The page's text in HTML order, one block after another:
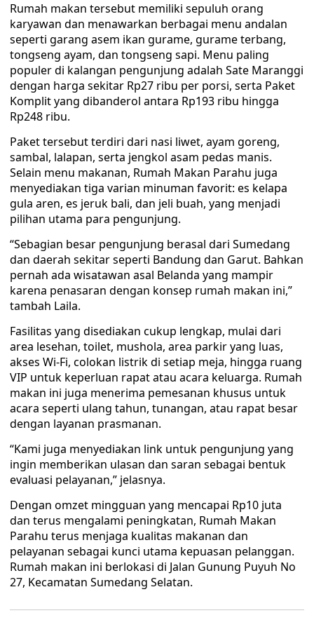
Rumah makan tersebut memiliki sepuluh orang
karyawan dan menawarkan berbagai menu andalan
seperti garang asem ikan gurame, gurame terbang,
tongseng ayam, dan tongseng sapi. Menu paling
populer di kalangan pengunjung adalah Sate Maranggi
dengan harga sekitar Rp27 ribu per porsi, serta Paket
Komplit yang dibanderol antara Rp193 ribu hingga
Rp248 ribu.
Paket tersebut terdiri dari nasi liwet, ayam goreng,
sambal, lalapan, serta jengkol asam pedas manis.
Selain menu makanan, Rumah Makan Parahu juga
menyediakan tiga varian minuman favorit: es kelapa
gula aren, es jeruk bali, dan jeli buah, yang menjadi
pilihan utama para pengunjung.
“Sebagian besar pengunjung berasal dari Sumedang
dan daerah sekitar seperti Bandung dan Garut. Bahkan
pernah ada wisatawan asal Belanda yang mampir
karena penasaran dengan konsep rumah makan ini,”
tambah Laila.
Fasilitas yang disediakan cukup lengkap, mulai dari
area lesehan, toilet, mushola, area parkir yang luas,
akses Wi-Fi, colokan listrik di setiap meja, hingga ruang
VIP untuk keperluan rapat atau acara keluarga. Rumah
makan ini juga menerima pemesanan khusus untuk
acara seperti ulang tahun, tunangan, atau rapat besar
dengan layanan prasmanan.
“Kami juga menyediakan link untuk pengunjung yang
ingin memberikan ulasan dan saran sebagai bentuk
evaluasi pelayanan,” jelasnya.
Dengan omzet mingguan yang mencapai Rp10 juta
dan terus mengalami peningkatan, Rumah Makan
Parahu terus menjaga kualitas makanan dan
pelayanan sebagai kunci utama kepuasan pelanggan.
Rumah makan ini berlokasi di Jalan Gunung Puyuh No
27, Kecamatan Sumedang Selatan.